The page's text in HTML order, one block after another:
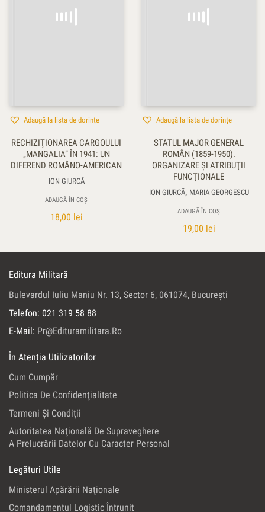
Adaugă la lista de dorințe
RECHIZIŢIONAREA CARGOULUI
„MANGALIA” ÎN 1941: UN
DIFEREND ROMÂNO-AMERICAN
ION GIURCĂ
ADAUGĂ ÎN COȘ
18,00 lei
Adaugă la lista de dorințe
STATUL MAJOR GENERAL
ROMÂN (1859-1950).
ORGANIZARE ŞI ATRIBUŢII
FUNCŢIONALE
ION GIURCĂ, MARIA GEORGESCU
ADAUGĂ ÎN COȘ
19,00 lei
Editura Militară
Bulevardul Iuliu Maniu Nr. 13, Sector 6, 061074, Bucureşti
Telefon: 021 319 58 88
E-Mail: Pr@edituramilitara.ro
În Atenția Utilizatorilor
Cum Cumpăr
Politica De Confidenţialitate
Termeni Şi Condiţii
Autoritatea Naţională De Supraveghere
A Prelucrării Datelor Cu Caracter Personal
Legături Utile
Ministerul Apărării Naţionale
Comandamentul Logistic Întrunit